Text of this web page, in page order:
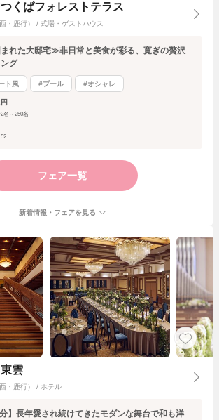
くばフォレストテラス
・鹿行） / 式場・ゲストハウス
れた大邸宅≫非日常と美食が彩る、寛ぎの贅沢
グ
ト風 #プール #オシャレ
名～250名
フェア一覧
新着情報・フェアを見る
雲
・鹿行） / ホテル
分】長年愛され続けてきたモダンな舞台で和も洋